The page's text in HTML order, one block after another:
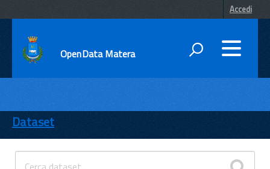
Accedi
OpenData Matera
ENTI
TEMI
INFORMAZIONI
Dataset